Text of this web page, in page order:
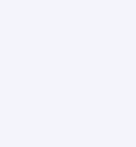
wir zu
ist in erster